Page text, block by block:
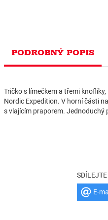
PODROBNÝ POPIS
Tričko s límečkem a třemi
Nordic Expedition. V horní části
s vlajícím praporem. Jednoduchý
E-